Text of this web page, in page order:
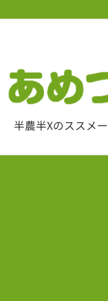
半農半Xのススメ